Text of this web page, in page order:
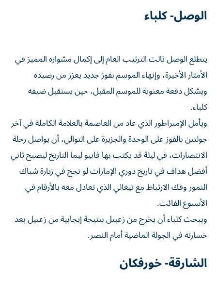
الوصل- كلباء
يتطلع الوصل ثالث الترتيب العام إلى إكمال مشواره المميز في
الأمتار الأخيرة، وإنهاء الموسم بفوز جديد يعزز من رصيده
ويشكل دفعة معنوية للموسم المقبل، حين يستقبل ضيفه
كلباء.
ويأمل الإمبراطور الذي عاد من العاصمة بالعلامة الكاملة في آخر
جولتين بالفوز على الوحدة والجزيرة على التوالي، أن يواصل رحلة
الانتصارات، في ليلة قد يكتب بها فابيو ليما التاريخ ليصبح ثاني
أفضل هداف في تاريخ دوري الإمارات لو نجح في زيارة شباك
النمور وفك الارتباط مع تيغالي الذي تعادل معه بالأرقام في
الأسبوع الفائت.
ويبحث كلباء أن يخرج من زعبيل بنتيجة إيجابية من زعبيل بعد
خسارته في الجولة الماضية أمام النصر.
الشارقة- خورفكان